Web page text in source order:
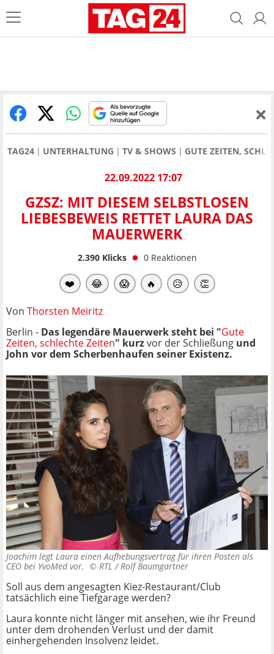
TAG24 UNTERHALTUNG TV & SHOWS GUTE ZEITEN,
22.09.2022 17:07
GZSZ: MIT DIESEM SELBSTLOSEN
LIEBESBEWEIS RETTET LAURA DAS
MAUERWERK
2.390Klicks 0 Reaktionen
❤️ 😂 😱 🔥 😥 👏
Von Thorsten Meiritz
Berlin - Das legendäre Mauerwerk steht bei "Gute
Zeiten, schlechte Zeiten" kurzvor der Schließung und
John vor dem Scherbenhaufen seiner Existenz.
Joachim legt Laura einen Aufhebungsvertrag für ihren Posten als
CEO bei YvoMed vor. © RTL / Rolf Baumgartner
Soll aus dem angesagten Kiez-Restaurant/Club
tatsächlich eine Tiefgarage werden?
Laura konnte nicht länger mit ansehen, wie ihr Freund
unter dem drohenden Verlust und der damit
einhergehenden Insolvenz leidet.